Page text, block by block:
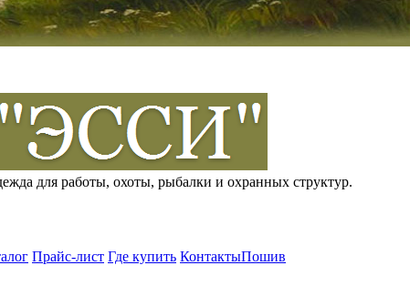
для работы, охоты, рыбалки и охранных структур.
Прайс-лист Где купить КонтактыПошив